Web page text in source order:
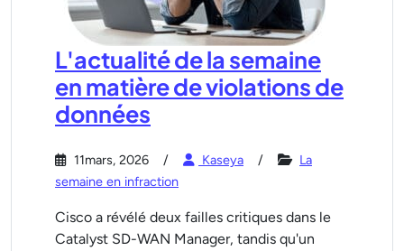
L'actualité de la semaine
en matière de violations de
données
11mars, 2026 Kaseya
La
semaine en infraction
Cisco a révélé deux failles critiques dans le
Catalyst SD-WAN Manager, tandis qu'un